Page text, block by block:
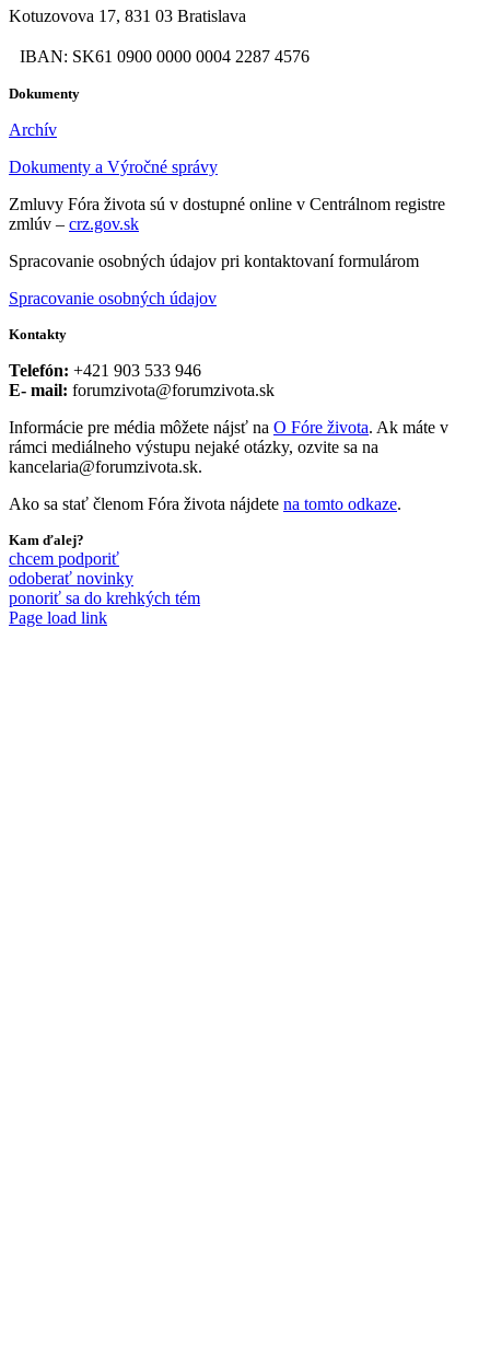
Kotuzovova 17, 831 03 Bratislava
IBAN: SK61 0900 0000 0004 2287 4576
Dokumenty
Archív
Dokumenty a Výročné správy
Zmluvy Fóra života sú v dostupné online v Centrálnom registre
zmlúv – crz.gov.sk
Spracovanie osobných údajov pri kontaktovaní formulárom
Spracovanie osobných údajov
Kontakty
Telefón: +421 903 533 946
E- mail: forumzivota@forumzivota.sk
Informácie pre média môžete nájsť na O Fóre života. Ak máte v
rámci mediálneho výstupu nejaké otázky, ozvite sa na
kancelaria@forumzivota.sk.
Ako sa stať členom Fóra života nájdete na tomto odkaze.
Kam ďalej?
chcem podporiť
odoberať novinky
ponoriť sa do krehkých tém
Page load link